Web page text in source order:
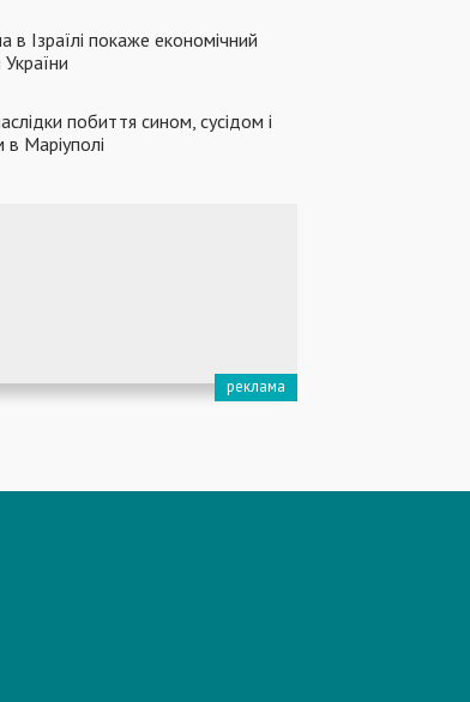
в Ізраїлі покаже економічний
побиття сином, сусідом і
в Маріуполі